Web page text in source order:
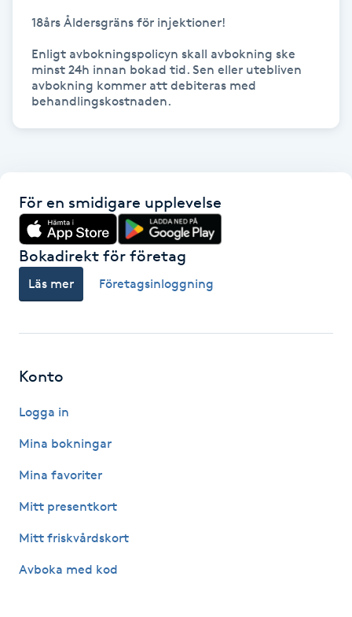
Gruppträning
Gua Sha-massage
Headspa
Hollywood Peel
Hot Stone Massage
Hudföryngring
18års Åldersgräns för injektioner!
Enligt avbokningspolicyn skall avbokning ske
minst 24h innan bokad tid. Sen eller utebliven
avbokning kommer att debiteras med
behandlingskostnaden.
För en smidigare upplevelse
Bokadirekt för företag
Läs mer Företagsinloggning
Konto
Logga in
Mina bokningar
Mina favoriter
Mitt presentkort
Mitt friskvårdskort
Avboka med kod